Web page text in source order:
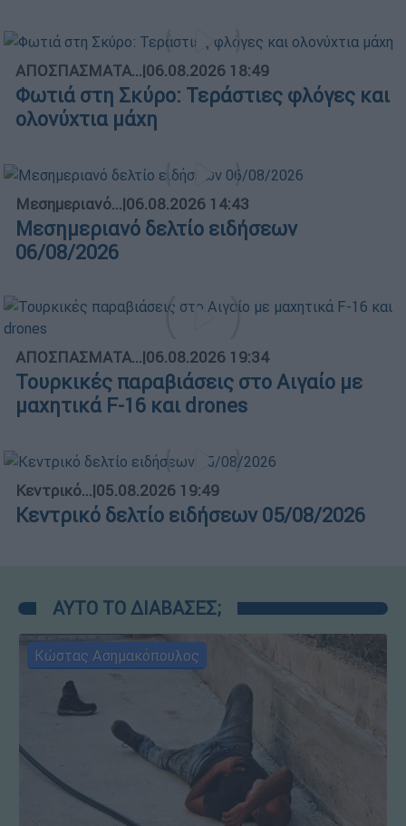
ΑΠΟΣΠΑΣΜΑΤΑ...|06.08.2026 18:49
Φωτιά στη Σκύρο: Τεράστιες φλόγες και
ολονύχτια μάχη
Μεσημεριανό...|06.08.2026 14:43
Μεσημεριανό δελτίο ειδήσεων
06/08/2026
ΑΠΟΣΠΑΣΜΑΤΑ...|06.08.2026 19:34
Τουρκικές παραβιάσεις στο Αιγαίο με
μαχητικά F-16 και drones
Κεντρικό...|05.08.2026 19:49
Κεντρικό δελτίο ειδήσεων 05/08/2026
ΑΥΤΟ ΤΟ ΔΙΑΒΑΣΕΣ;
Κώστας Ασημακόπουλος